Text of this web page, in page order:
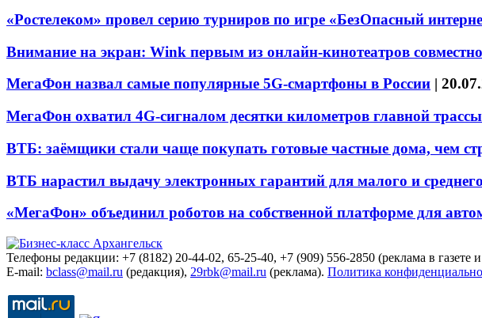
«Ростелеком» провел серию турниров по игре «БезОпасный
Внимание на экран: Wink первым из онлайн-кинотеатров
МегаФон назвал самые популярные 5G-смартфоны в России |
МегаФон охватил 4G-сигналом десятки километров главной
ВТБ: заёмщики стали чаще покупать готовые частные дома, чем
ВТБ нарастил выдачу электронных гарантий для малого и
«МегаФон» объединил роботов на собственной платформе для
Телефоны редакции: +7 (8182) 20-44-02, 65-25-40, +7 (909) 556-2850 (реклама в газете
E-mail: bclass@mail.ru (редакция), 29rbk@mail.ru (реклама). Политика